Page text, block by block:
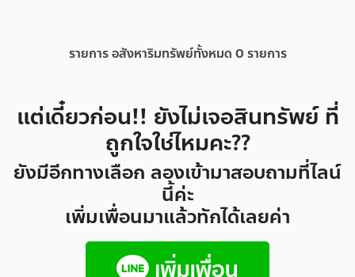
รายการ อสังหาริมทรัพย์ทั้งหมด 0 รายการ
แต่เดี๋ยวก่อน!! ยังไม่เจอสินทรัพย์ ที่
ถูกใจใช่ไหมคะ??
ยังมีอีกทางเลือก ลองเข้ามาสอบถามที่ไลน์
นี้ค่ะ
เพิ่มเพื่อนมาแล้วทักได้เลยค่า